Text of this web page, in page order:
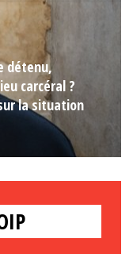
détenu,
carcéral ?
la situation